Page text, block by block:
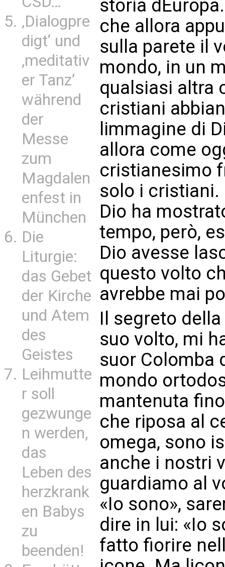
‚Dialogpre
digt‘ und
‚meditativ
er Tanz’
während
der
Messe
zum
Magdalen
enfest in
München
Die
Liturgie:
das Gebet
der Kirche
und Atem
des
Geistes
Leihmutte
r soll
gezwunge
n werden,
das
Leben des
herzkrank
en Babys
zu
beenden!
storia
che allora
sulla parete il
mondo, in un
qualsiasi altra
cristiani
limmagine di
allora come
cristianesimo
solo i cristiani.
Dio ha
tempo, però,
Dio avesse
questo volto
avrebbe mai
Il segreto
suo volto, mi
suor Colomba
mondo
mantenuta
che riposa al
omega, sono
anche i nostri
guardiamo al
«Io sono»,
dire in lui: «Io
fatto fiorire